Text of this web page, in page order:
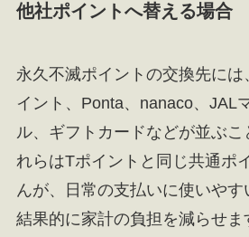
他社ポイントへ替える場合
永久不滅ポイントの交換先に
イント、Ponta、nanaco、JAL
ル、ギフトカードなどが並ぶこ
れらはTポイントと同じ共通ポ
んが、日常の支払いに使いやす
結果的に家計の負担を減らせ